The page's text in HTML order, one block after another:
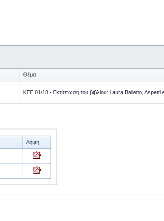
Θέμα
KEΕ 01/18 - Εκτύπωση του βιβλίου: Laura Balletto,
Λήψη